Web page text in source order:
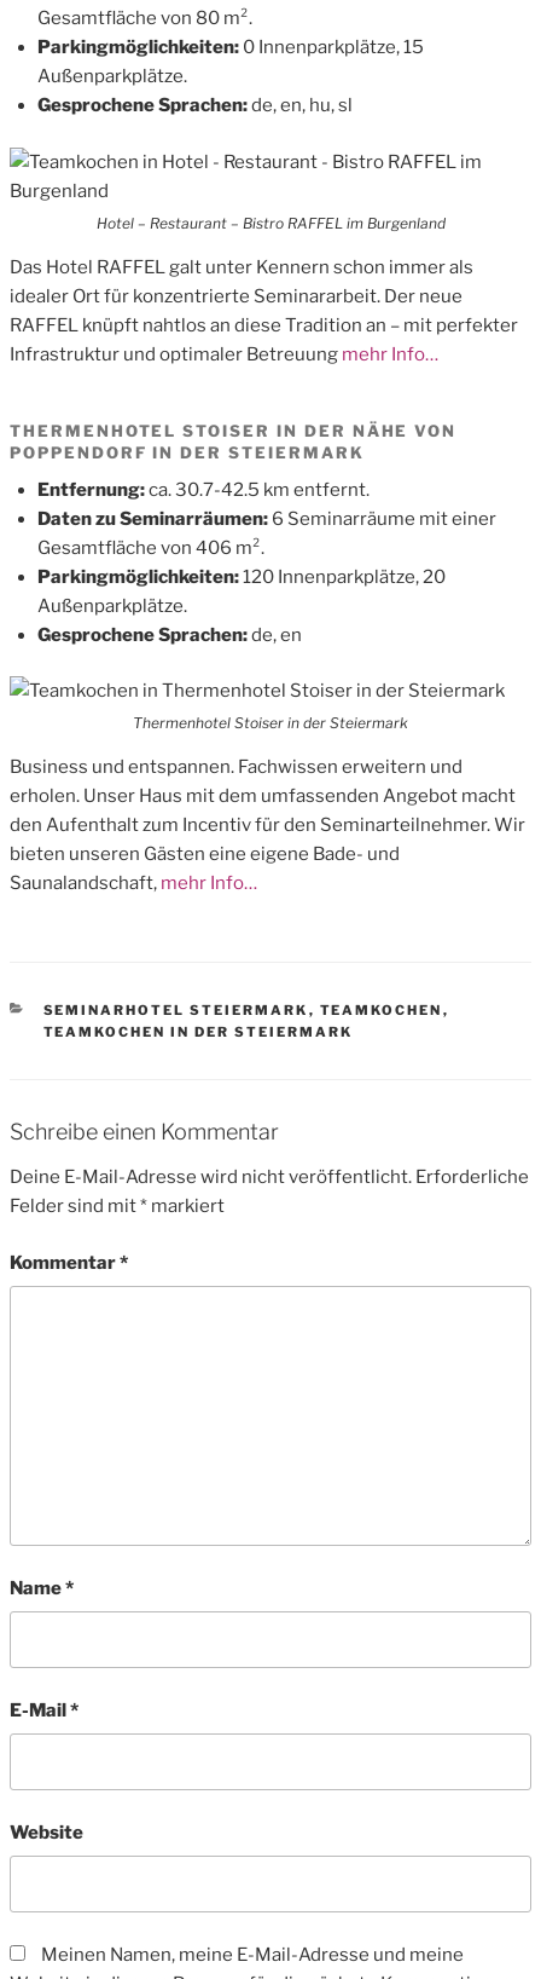
Gesamtfläche von 80 m².
Parkingmöglichkeiten: 0 Innenparkplätze, 15
Außenparkplätze.
Gesprochene Sprachen:de, en, hu, sl
Hotel – Restaurant – Bistro RAFFEL im Burgenland
Das Hotel RAFFEL galt unter Kennern schon immer als
idealer Ort für konzentrierte Seminararbeit. Der neue
RAFFEL knüpft nahtlos an diese Tradition an – mit perfekter
Infrastruktur und optimaler Betreuung mehr Info…
THERMENHOTEL STOISER IN DER NÄHE VON
POPPENDORF IN DER STEIERMARK
Entfernung:ca. 30.7-42.5 km entfernt.
Daten zu Seminarräumen: 6 Seminarräume mit einer
Gesamtfläche von 406 m².
Parkingmöglichkeiten:120 Innenparkplätze, 20
Außenparkplätze.
Gesprochene Sprachen:de, en
Thermenhotel Stoiser in der Steiermark
Business und entspannen. Fachwissen erweitern und
erholen. Unser Haus mit dem umfassenden Angebot macht
den Aufenthalt zum Incentiv für den Seminarteilnehmer. Wir
bieten unseren Gästen eine eigene Bade- und
Saunalandschaft, mehr Info…
CATEGORIES
SEMINARHOTEL STEIERMARK , TEAMKOCHEN ,
TEAMKOCHEN IN DER STEIERMARK
Schreibe einen Kommentar
Deine E-Mail-Adresse wird nicht veröffentlicht. Erforderliche
Felder sind mit* markiert
Kommentar*
Name*
E-Mail*
Website
Meinen Namen, meine E-Mail-Adresse und meine